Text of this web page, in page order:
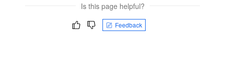
Is this page helpful?
Feedback